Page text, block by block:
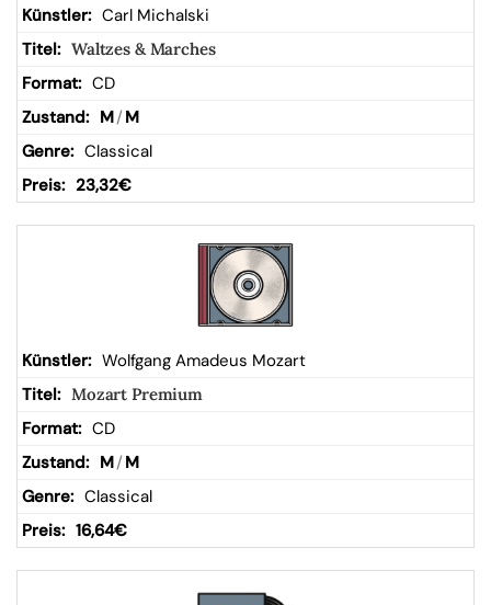
Carl Michalski
Waltzes & Marches
CD
M/ M
Classical
23,32€
Wolfgang Amadeus Mozart
Mozart Premium
CD
M/ M
Classical
16,64€